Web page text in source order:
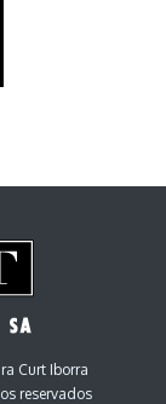
Curt Iborra
reservados